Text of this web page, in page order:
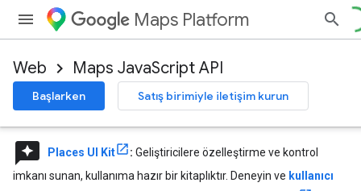
Maps Platform
Web Maps JavaScript API
Başlarken Satış birimiyle iletişim kurun
reviews Places UI Kit : Geliştiricilere özelleştirme ve kontrol
imkanı sunan, kullanıma hazır bir kitaplıktır. Deneyin ve kullanıcı